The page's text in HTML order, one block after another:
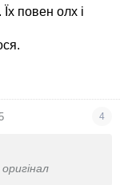
повен олх і
4